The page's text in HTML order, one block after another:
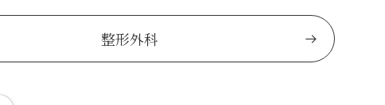
整形外科